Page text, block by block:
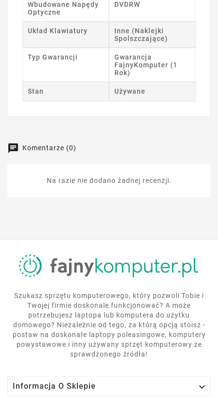
Wbudowane Napędy
Optyczne
DVDRW
Układ Klawiatury
Inne (Naklejki
Spolszczające)
Typ Gwarancji
Gwarancja
FajnyKomputer (1
Rok)
Stan Używane
Komentarze (0)
Na razie nie dodano żadnej recenzji.
Szukasz sprzętu komputerowego, który pozwoli Tobie i
Twojej firmie doskonale funkcjonować? A może
potrzebujesz laptopa lub komputera do użytku
domowego? Niezależnie od tego, za którą opcją stoisz -
postaw na doskonałe laptopy poleasingowe, komputery
powystawowe i inny używany sprzęt komputerowy ze
sprawdzonego źródła!
Informacja O Sklepie 